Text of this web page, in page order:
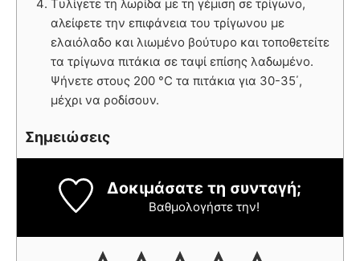
Tυλίγετε τη λωρίδα με τη γέμιση σε τρίγωνο,
αλείφετε την επιφάνεια του τρίγωνου με
ελαιόλαδο και λιωμένο βούτυρο και τοποθετείτε
τα τρίγωνα πιτάκια σε ταψί επίσης λαδωμένο.
Ψήνετε στους 200 °C τα πιτάκια για 30-35΄,
μέχρι να ροδίσουν.
Σημειώσεις
Δοκιμάσατε τη συνταγή;
Βαθμολογήστε την!